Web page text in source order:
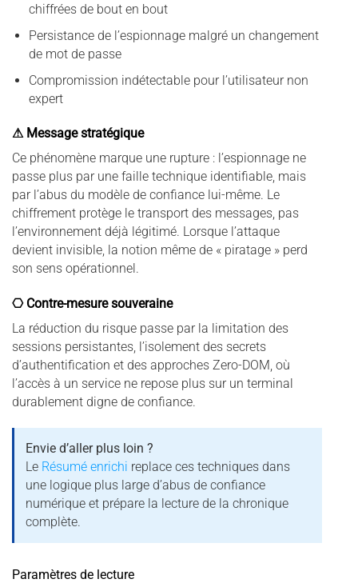
chiffrées de bout en bout
Persistance de l’espionnage malgré un changement
de mot de passe
Compromission indétectable pour l’utilisateur non
expert
⚠ Message stratégique
Ce phénomène marque une rupture : l’espionnage ne
passe plus par une faille technique identifiable, mais
par l’abus du modèle de confiance lui-même. Le
chiffrement protège le transport des messages, pas
l’environnement déjà légitimé. Lorsque l’attaque
devient invisible, la notion même de « piratage » perd
son sens opérationnel.
⎔ Contre-mesure souveraine
La réduction du risque passe par la limitation des
sessions persistantes, l’isolement des secrets
d’authentification et des approches Zero-DOM, où
l’accès à un service ne repose plus sur un terminal
durablement digne de confiance.
Envie d’aller plus loin ?
Le Résumé enrichi replace ces techniques dans
une logique plus large d’abus de confiance
numérique et prépare la lecture de la chronique
complète.
Paramètres de lecture